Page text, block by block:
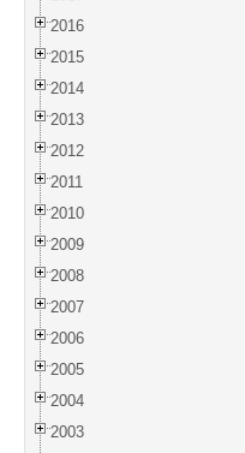
2016
2015
2014
2013
2012
2011
2010
2009
2008
2007
2006
2005
2004
2003